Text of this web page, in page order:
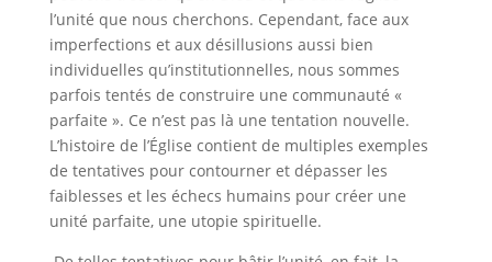
l’unité que nous cherchons. Cependant, face aux
imperfections et aux désillusions aussi bien
individuelles qu’institutionnelles, nous sommes
parfois tentés de construire une communauté «
parfaite ». Ce n’est pas là une tentation nouvelle.
L’histoire de l’Église contient de multiples exemples
de tentatives pour contourner et dépasser les
faiblesses et les échecs humains pour créer une
unité parfaite, une utopie spirituelle.